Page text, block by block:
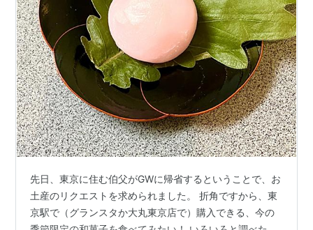
先日、東京に住む伯父がGWに帰省するということで、お
土産のリクエストを求められました。 折角ですから、東
京駅で（グランスタか大丸東京店で）購入できる、今の